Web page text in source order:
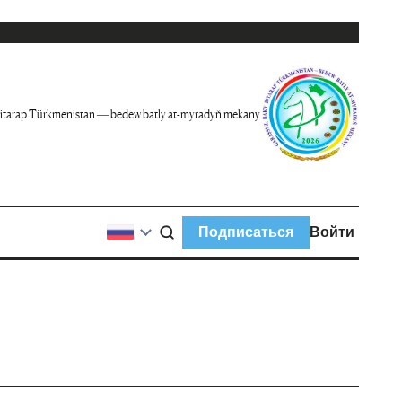
Türkmenistan — bedew batly at-myradyň mekany
Подписаться Войти